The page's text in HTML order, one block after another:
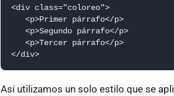
<div class="coloreo">
   <p>Primer párrafo</p>
   <p>Segundo párrafo</p>
   <p>Tercer párrafo</p>
</div>
Así utilizamos un solo estilo que se